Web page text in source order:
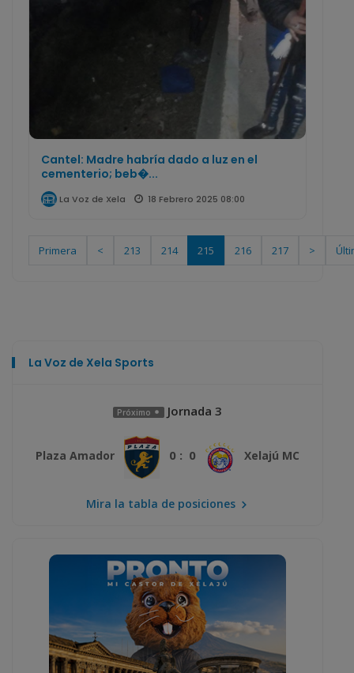
Cantel: Madre habría dado a luz en el
cementerio; beb�...
La Voz de Xela 18 Febrero 2025 08:00
Primera < 213 214 215 216 217 >
La Voz de Xela Sports
Próximo Jornada 3
Plaza Amador 0 : 0 Xelajú MC
Mira la tabla de posiciones